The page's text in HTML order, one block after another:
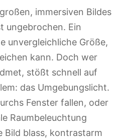
immersiven Bildes
ungebrochen. Ein
unvergleichliche Größe,
kann. Doch wer
stößt schnell auf
das Umgebungslicht.
Fenster fallen, oder
Raumbeleuchtung
Bild blass, kontrastarm